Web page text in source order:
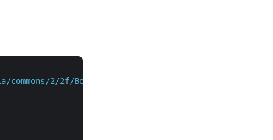
2/2f/Book_of_Abraham_FirstPage.png"